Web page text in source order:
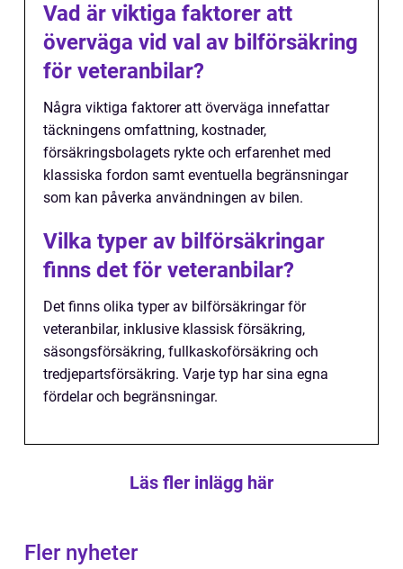
Vad är viktiga faktorer att
överväga vid val av bilförsäkring
för veteranbilar?
Några viktiga faktorer att överväga innefattar
täckningens omfattning, kostnader,
försäkringsbolagets rykte och erfarenhet med
klassiska fordon samt eventuella begränsningar
som kan påverka användningen av bilen.
Vilka typer av bilförsäkringar
finns det för veteranbilar?
Det finns olika typer av bilförsäkringar för
veteranbilar, inklusive klassisk försäkring,
säsongsförsäkring, fullkaskoförsäkring och
tredjepartsförsäkring. Varje typ har sina egna
fördelar och begränsningar.
Läs fler inlägg här
Fler nyheter